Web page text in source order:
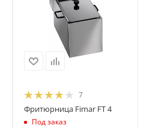
7
Фритюрница Fimar FT 4
Под заказ